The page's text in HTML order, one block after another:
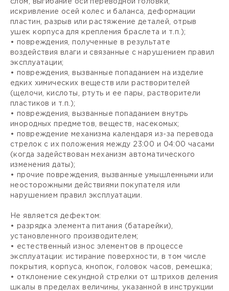
слом, выгибание оси переводной головки,
искривление осей колес и баланса, деформации
пластин, разрыв или растяжение деталей, отрыв
ушек корпуса для крепления браслета и т.п.);
• повреждения, полученные в результате
воздействия влаги и связанные с нарушением правил
эксплуатации;
• повреждения, вызванные попаданием на изделие
едких химических веществ или растворителей
(щелочи, кислоты, ртуть и ее пары, растворители
пластиков и т.п.);
• повреждения, вызванные попаданием внутрь
инородных предметов, веществ, насекомых;
• повреждение механизма календаря из-за перевода
стрелок с их положения между 23:00 и 04:00 часами
(когда задействован механизм автоматического
изменения даты);
• прочие повреждения, вызванные умышленными или
неосторожными действиями покупателя или
нарушением правил эксплуатации.
Не является дефектом:
• разрядка элемента питания (батарейки),
установленного производителем;
• естественный износ элементов в процессе
эксплуатации: истирание поверхности, в том числе
покрытия, корпуса, кнопок, головок часов, ремешка;
• отклонение секундной стрелки от штрихов деления
шкалы в пределах величины, указанной в инструкции